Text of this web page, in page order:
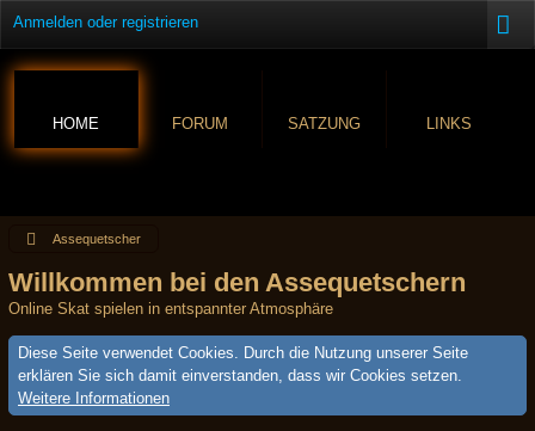
Anmelden oder registrieren
HOME FORUM SATZUNG LINKS
Assequetscher
Willkommen bei den Assequetschern
Online Skat spielen in entspannter Atmosphäre
Diese Seite verwendet Cookies. Durch die Nutzung unserer Seite
erklären Sie sich damit einverstanden, dass wir Cookies setzen.
Weitere Informationen